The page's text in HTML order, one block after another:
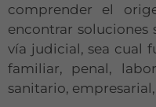
comprender el
encontrar soluciones
vía judicial, sea cual
familiar, penal,
sanitario,